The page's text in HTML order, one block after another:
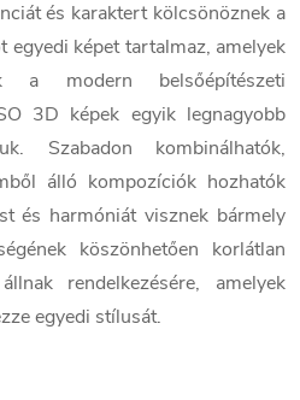
és karaktert kölcsönöznek a
egyedi képet tartalmaz, amelyek
a modern belsőépítészeti
3D képek egyik legnagyobb
Szabadon kombinálhatók,
álló kompozíciók hozhatók
és harmóniát visznek bármely
köszönhetően korlátlan
rendelkezésére, amelyek
egyedi stílusát.